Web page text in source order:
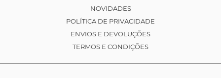
NOVIDADES
POLÍTICA DE PRIVACIDADE
ENVIOS E DEVOLUÇÕES
TERMOS E CONDIÇÕES